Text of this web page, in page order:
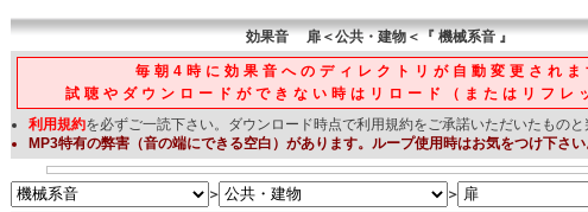
効果音扉＜公共・建物＜『 機械系音 』
毎朝4時に効果音へのディレクトリが自動変更されま
試聴やダウンロードができない時はリロード（またはリフレ
利用規約を必ずご一読下さい。 ダウンロード時点で利用規約をご承諾いただいたものと
MP3特有の弊害（音の端にできる空白）があります。ループ使用時はお気をつけ下さい
＞ ＞